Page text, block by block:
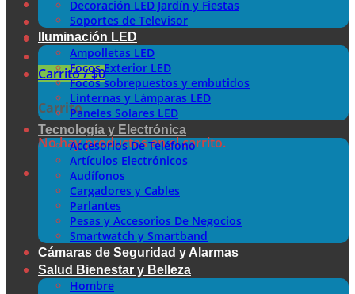
Carrito /$0
Carrito
No hay productos en el carrito.
Decoración LED Jardín y Fiestas
Soportes de Televisor
Iluminación LED
Ampolletas LED
Focos Exterior LED
Focos sobrepuestos y embutidos
Linternas y Lámparas LED
Paneles Solares LED
Tecnología y Electrónica
Accesorios De Teléfono
Artículos Electrónicos
Audífonos
Cargadores y Cables
Parlantes
Pesas y Accesorios De Negocios
Smartwatch y Smartband
Cámaras de Seguridad y Alarmas
Salud Bienestar y Belleza
Hombre